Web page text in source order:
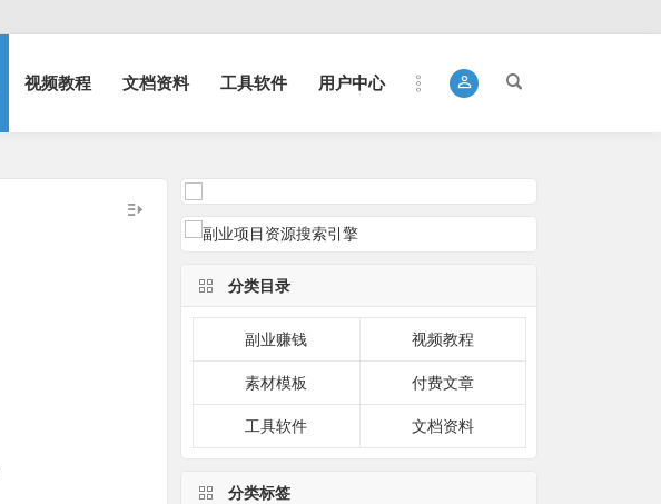
视频教程 文档资料 工具软件 用户中心
分类目录
副业赚钱 视频教程
素材模板 付费文章
工具软件 文档资料
分类标签